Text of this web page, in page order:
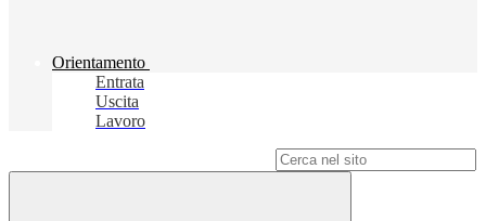
Orientamento
Entrata
Uscita
Lavoro